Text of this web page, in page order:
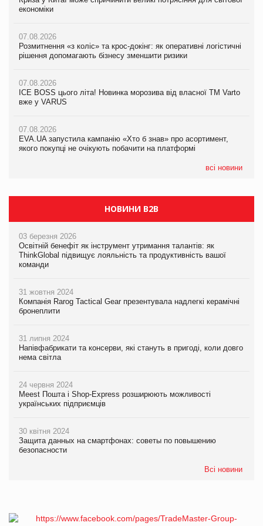
економіки
07.08.2026
Розмитнення «з коліс» та крос-докінг: як оперативні логістичні
рішення допомагають бізнесу зменшити ризики
07.08.2026
ICE BOSS цього літа! Новинка морозива від власної ТМ Varto
вже у VARUS
07.08.2026
EVA.UA запустила кампанію «Хто б знав» про асортимент,
якого покупці не очікують побачити на платформі
всі новини
ICE BOSS цього літа! Новинка морозива від власної ТМ Varto
07.08.2026
EVA.UA запустила кампанію «Хто б знав» про асортимент,
06.08.2026
Смачна новинка для хвостатих: у VARUS з’явилися паучі
05.08.2026
Мережа супермаркетів VARUS купує мережу магазинів
економіки
07.08.2026
Kraft Heinz скоротила збиток у першому півріччі
Продажі Hugo Boss впали на 9%
НОВИНИ B2B
03 березня 2026
Освітній бенефіт як інструмент утримання талантів: як
ThinkGlobal підвищує лояльність та продуктивність вашої
команди
31 жовтня 2024
Компанія Rarog Tactical Gear презентувала надлегкі керамічні
бронеплити
31 липня 2024
Напівфабрикати та консерви, які стануть в пригоді, коли довго
нема світла
24 червня 2024
Meest Пошта і Shop-Express розширюють можливості
українських підприємців
30 квітня 2024
Защита данных на смартфонах: советы по повышению
безопасности
Всі новини